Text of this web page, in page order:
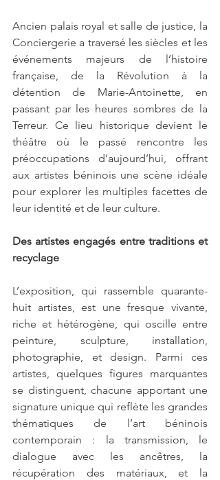
Ancien palais royal et salle de justice, la
Conciergerie a traversé les siècles et les
événements majeurs de l’histoire
française, de la Révolution à la
détention de Marie-Antoinette, en
passant par les heures sombres de la
Terreur. Ce lieu historique devient le
théâtre où le passé rencontre les
préoccupations d’aujourd’hui, offrant
aux artistes béninois une scène idéale
pour explorer les multiples facettes de
leur identité et de leur culture.
Des artistes engagés entre traditions et
recyclage
L’exposition, qui rassemble quarante-
huit artistes, est une fresque vivante,
riche et hétérogène, qui oscille entre
peinture, sculpture, installation,
photographie, et design. Parmi ces
artistes, quelques figures marquantes
se distinguent, chacune apportant une
signature unique qui reflète les grandes
thématiques de l’art béninois
contemporain : la transmission, le
dialogue avec les ancêtres, la
récupération des matériaux, et la